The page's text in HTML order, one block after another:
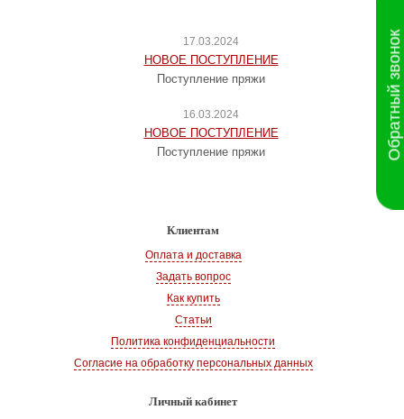
17.03.2024
НОВОЕ ПОСТУПЛЕНИЕ
Поступление пряжи
16.03.2024
НОВОЕ ПОСТУПЛЕНИЕ
Поступление пряжи
Клиентам
Оплата и доставка
Задать вопрос
Как купить
Статьи
Политика конфиденциальности
Согласие на обработку персональных данных
Личный кабинет
Обратный звонок